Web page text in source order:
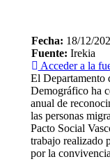
Fecha: 18/12/
Fuente: Irekia
Acceder a la
El Departamento
Demográfico ha
anual de
las personas
Pacto Social
trabajo realizado
por la